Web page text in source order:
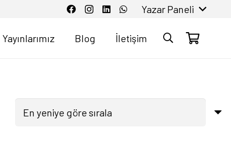
Yazar Paneli
Yayınlarımız Blog İletişim